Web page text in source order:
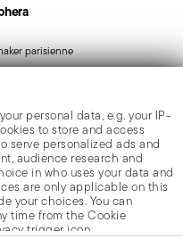
personal data, e.g. your IP-
to store and access
serve personalized ads and
audience research and
in who uses your data and
are only applicable on this
your choices. You can
time from the Cookie
trigger icon.
parisienne
MIRROR +1 COLORE
CM - H 23,5 CM - 0,500 L
Price reduced from
€ 91,90to
Prezzo migliore in 30 giorni:€ 91,90
Aggiungi